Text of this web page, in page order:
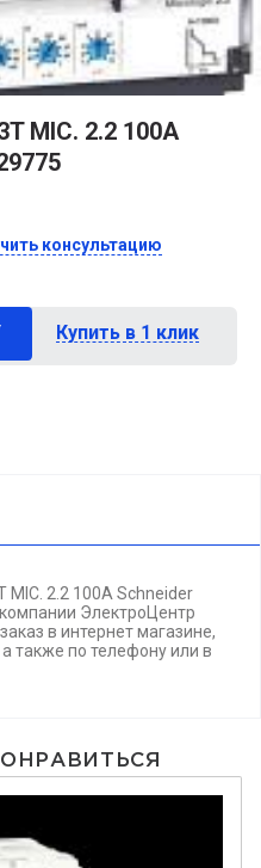
MIC. 2.2 100A
консультацию
Купить в 1 клик
MIC. 2.2 100A Schneider
ЭлектроЦентр
в интернет магазине,
а также по телефонуили в